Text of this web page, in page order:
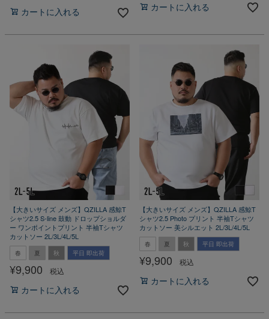
カートに入れる
カートに入れる
【大きいサイズ メンズ】QZILLA 感鯨T
シャツ2.5 S-line 鼓動 ドロップショルダ
ー ワンポイントプリント 半袖Tシャツ
カットソー 2L/3L/4L/5L
春 夏 秋 平日 即出荷
¥9,900 税込
カートに入れる
【大きいサイズ メンズ】QZILLA 感鯨T
シャツ2.5 Photo プリント 半袖Tシャツ
カットソー 美シルエット 2L/3L/4L/5L
春 夏 秋 平日 即出荷
¥9,900 税込
カートに入れる